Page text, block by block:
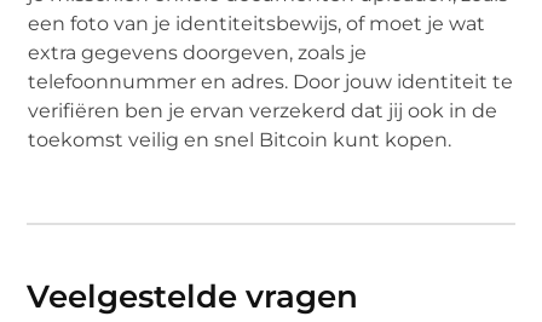
een foto van je identiteitsbewijs, of moet je wat
extra gegevens doorgeven, zoals je
telefoonnummer en adres. Door jouw identiteit te
verifiëren ben je ervan verzekerd dat jij ook in de
toekomst veilig en snel Bitcoin kunt kopen.
Veelgestelde vragen